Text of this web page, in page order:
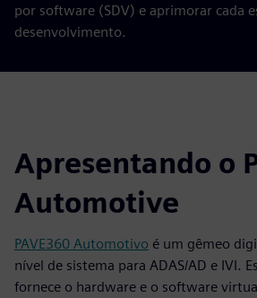
por software (SDV) e aprimorar cada
desenvolvimento.
Apresentando o
Automotive
PAVE360 Automotivo é um gêmeo
nível de sistema para ADAS/AD e IVI.
fornece o hardware e o software